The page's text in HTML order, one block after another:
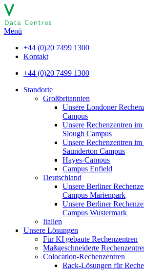
Menü
+44 (0)20 7499 1300
Kontakt
+44 (0)20 7499 1300
Standorte
Großbritannien
Unsere Londoner
Campus
Unsere Rechenzentren
Slough Campus
Unsere Rechenzentren
Saunderton Campus
Hayes-Campus
Campus Enfield
Deutschland
Unsere Berliner
Campus Marienpark
Unsere Berliner
Campus Wustermark
Italien
Unsere Lösungen
Für KI gebaute Rechenzentren
Maßgeschneiderte
Colocation-Rechenzentren
Rack-Lösungen für